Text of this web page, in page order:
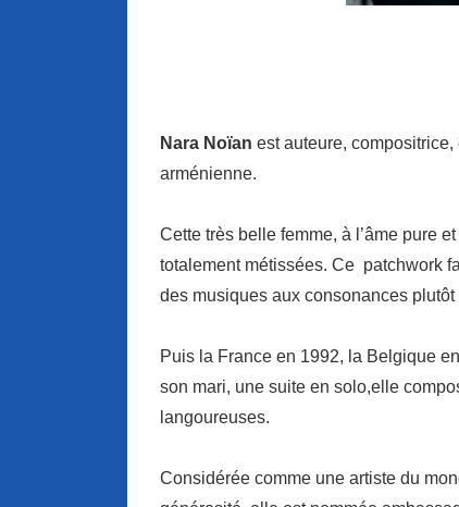
Nara Noïan est auteure,
arménienne.
Cette très belle femme, à l’âme pure
totalement métissées. Ce patchwork
des musiques aux consonances
Puis la France en 1992, la Belgique
son mari, une suite en solo,elle
langoureuses.
Considérée comme une artiste du